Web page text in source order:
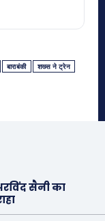
बाराबंकी शख्स ने ट्रेन
सैनी का